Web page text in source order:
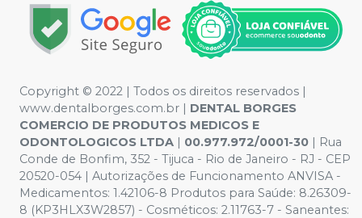
Copyright © 2022 | Todos os direitos reservados |
www.dentalborges.com.br | DENTAL BORGES
COMERCIO DE PRODUTOS MEDICOS E
ODONTOLOGICOS LTDA | 00.977.972/0001-30 | Rua
Conde de Bonfim, 352 - Tijuca - Rio de Janeiro - RJ - CEP
20520-054 | Autorizações de Funcionamento ANVISA -
Medicamentos: 1.42106-8 Produtos para Saúde: 8.26309-
8 (KP3HLX3W2857) - Cosméticos: 2.11763-7 - Saneantes: